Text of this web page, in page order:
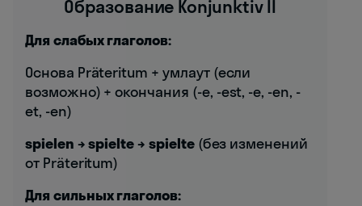
Образование Konjunktiv II
Для слабых глаголов:
Основа Präteritum + умлаут (если
возможно) + окончания (-e, -est, -e, -en, -
et, -en)
spielen → spielte → spielte(без изменений
от Präteritum)
Для сильных глаголов: